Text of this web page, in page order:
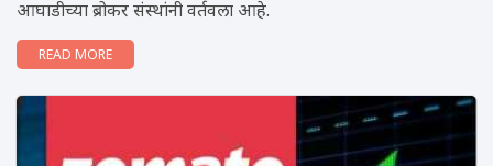
आघाडीच्या ब्रोकर संस्थांनी वर्तवला आहे.
READ MORE